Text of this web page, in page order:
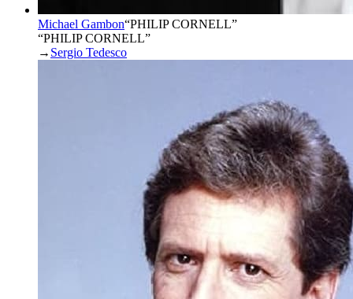
Michael Gambon“PHILIP CORNELL”
“PHILIP CORNELL”
→ Sergio Tedesco